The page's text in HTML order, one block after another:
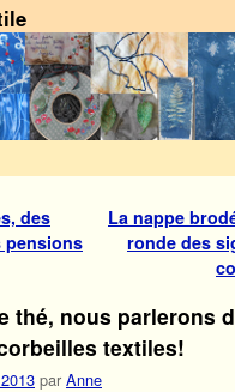
des
pensions
La nappe
ronde des
thé, nous parlerons
textiles!
par Anne